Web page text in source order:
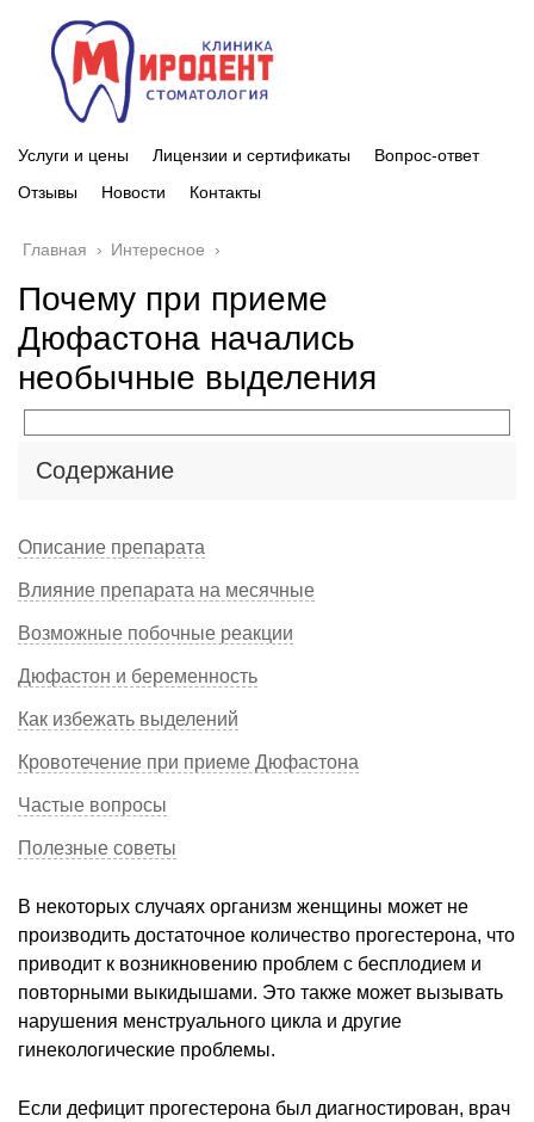
Услуги и цены Лицензии и сертификаты
Вопрос-ответ
Отзывы
Новости Контакты
Главная › Интересное ›
Почему при приеме
Дюфастона начались
необычные выделения
Содержание
Описание препарата
Влияние препарата на месячные
Возможные побочные реакции
Дюфастон и беременность
Как избежать выделений
Кровотечение при приеме Дюфастона
Частые вопросы
Полезные советы
В некоторых случаях организм женщины может не
производить достаточное количество прогестерона, что
приводит к возникновению проблем с бесплодием и
повторными выкидышами. Это также может вызывать
нарушения менструального цикла и другие
гинекологические проблемы.
Если дефицит прогестерона был диагностирован, врач